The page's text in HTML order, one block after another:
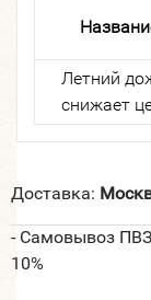
Летний
снижает
Доставка:
- Самовывоз
10%